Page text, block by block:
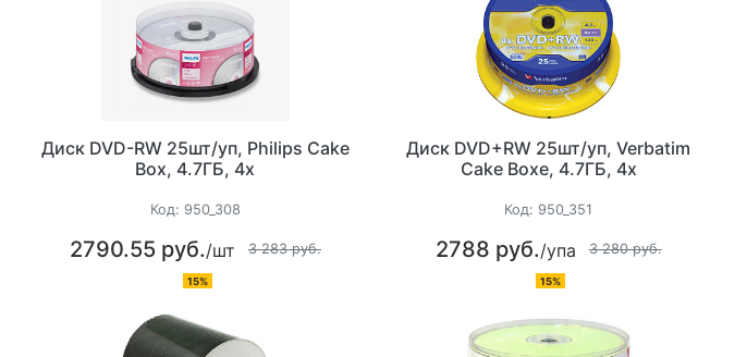
Диск DVD-RW 25шт/уп, Philips Cake
Box, 4.7ГБ, 4х
Код: 950_308
2790.55 руб./шт 3 283 руб.
15%
Диск DVD+RW 25шт/уп, Verbatim
Cake Boxe, 4.7ГБ, 4х
Код: 950_351
2788 руб./упа 3 280 руб.
15%